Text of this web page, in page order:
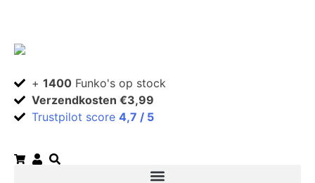
+ 1400 Funko's op stock
Verzendkosten €3,99
Trustpilot score 4,7 / 5